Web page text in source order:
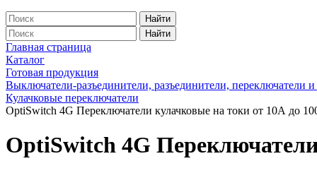
Найти
Найти
Главная страница
Каталог
Готовая продукция
Выключатели-разъединители, разъединители, переключатели
Кулачковые переключатели
OptiSwitch 4G Переключатели кулачковые на токи от 10А до
OptiSwitch 4G